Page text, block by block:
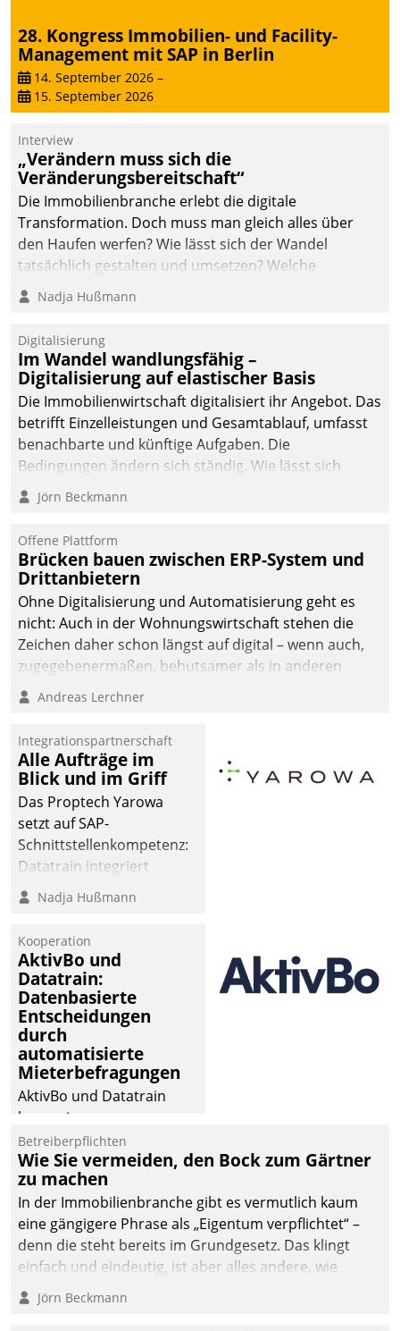
28. Kongress Immobilien- und Facility-
Management mit SAP in Berlin
14. September 2026 –
15. September 2026
Interview
„Verändern muss sich die
Veränderungsbereitschaft“
Die Immobilienbranche erlebt die digitale
Transformation. Doch muss man gleich alles über
den Haufen werfen? Wie lässt sich der Wandel
tatsächlich gestalten und umsetzen? Welche
Argumente zählen wirklich?
Nadja Hußmann
Digitalisierung
Im Wandel wandlungsfähig –
Digitalisierung auf elastischer Basis
Die Immobilienwirtschaft digitalisiert ihr Angebot. Das
betrifft Einzelleistungen und Gesamtablauf, umfasst
benachbarte und künftige Aufgaben. Die
Bedingungen ändern sich ständig. Wie lässt sich
technisch die Kontrolle wahren und zugleich Freiraum
fürs Wachsen öffnen?
Jörn Beckmann
Offene Plattform
Brücken bauen zwischen ERP-System und
Drittanbietern
Ohne Digitalisierung und Automatisierung geht es
nicht: Auch in der Wohnungswirtschaft stehen die
Zeichen daher schon längst auf digital – wenn auch,
zugegebenermaßen, behutsamer als in anderen
Branchen.
Andreas Lerchner
Integrationspartnerschaft
Alle Aufträge im
Blick und im Griff
Das Proptech Yarowa
setzt auf SAP-
Schnittstellenkompetenz:
Datatrain integriert
Yarowas Portal zur
Vergabe und Verwaltung
operativen
Instandhaltung in die
SAP-Systemlandschaft
deutscher
Wohnungsunternehmen
– und beschleunigt damit
den Weg vom
Mieteranliegen zum
Nadja Hußmann
Kooperation
AktivBo und
Datatrain:
Datenbasierte
Entscheidungen
durch
automatisierte
Mieterbefragungen
AktivBo und Datatrain
kooperieren –
Immobilienunternehmen
profitieren: Die nahtlose
Integration der Lösungen
von AktivBo und
Datatrain ermöglicht
automatisiert ausgelöste,
zielgerichtete
Mieterbefragungen – eine
starke Grundlage für
Betreiberpflichten
Wie Sie vermeiden, den Bock zum Gärtner
zu machen
In der Immobilienbranche gibt es vermutlich kaum
eine gängigere Phrase als „Eigentum verpflichtet“ –
denn die steht bereits im Grundgesetz. Das klingt
einfach und eindeutig, ist aber alles andere, wie
Branchenbeschäftigte wissen. Denn mit der
Verantwortung folgen Verpflichtungen.
Jörn Beckmann